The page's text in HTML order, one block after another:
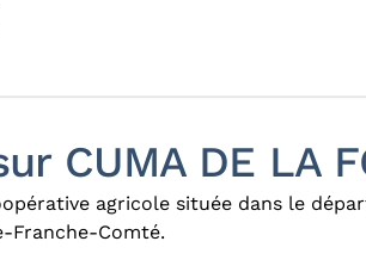
CUMA DE LA
agricole située dans le
Franche-Comté.